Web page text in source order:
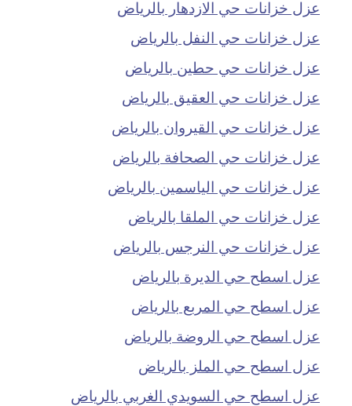
عزل خزانات حي الازدهار بالرياض
عزل خزانات حي النفل بالرياض
عزل خزانات حي حطين بالرياض
عزل خزانات حي العقيق بالرياض
عزل خزانات حي القيروان بالرياض
عزل خزانات حي الصحافة بالرياض
عزل خزانات حي الياسمين بالرياض
عزل خزانات حي الملقا بالرياض
عزل خزانات حي النرجس بالرياض
عزل اسطح حي الديرة بالرياض
عزل اسطح حي المربع بالرياض
عزل اسطح حي الروضة بالرياض
عزل اسطح حي الملز بالرياض
عزل اسطح حي السويدي الغربي بالرياض